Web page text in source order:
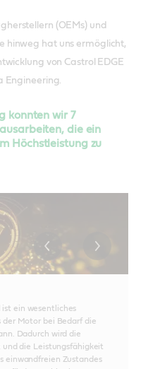
(OEMs) und
hinweg hat uns ermöglicht,
von Castrol EDGE
Engineering.
konnten wir 7
die ein
Höchstleistung zu
ein wesentliches
der Motor bei Bedarf die
Dadurch wird die
die Leistungsfähigkeit
einwandfreien Zustandes